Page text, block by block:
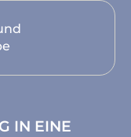
IN EINE